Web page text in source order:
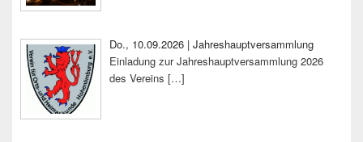
Do., 10.09.2026 | Jahreshauptversammlung
Einladung zur Jahreshauptversammlung 2026
des Vereins […]